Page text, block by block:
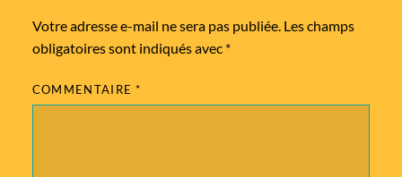
Votre adresse e-mail ne sera pas publiée. Les champs
obligatoires sont indiqués avec *
COMMENTAIRE*